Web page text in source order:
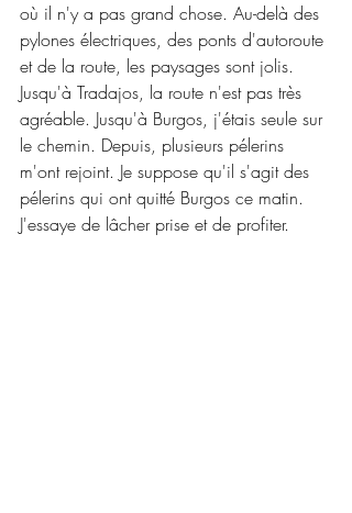
où il n'y a pas grand chose. Au-delà des
pylones électriques, des ponts d'autoroute
et de la route, les paysages sont jolis.
Jusqu'à Tradajos, la route n'est pas très
agréable. Jusqu'à Burgos, j'étais seule sur
le chemin. Depuis, plusieurs pélerins
m'ont rejoint. Je suppose qu'il s'agit des
pélerins qui ont quitté Burgos ce matin.
J'essaye de lâcher prise et de profiter.